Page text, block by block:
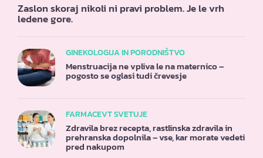
Zaslon skoraj nikoli ni pravi problem. Je le vrh
ledene gore.
GINEKOLOGIJA IN PORODNIŠTVO
Menstruacija ne vpliva le na maternico –
pogosto se oglasi tudi črevesje
FARMACEVT SVETUJE
Zdravila brez recepta, rastlinska zdravila in
prehranska dopolnila – vse, kar morate vedeti
pred nakupom